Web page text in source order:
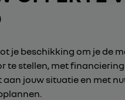
je beschikking om je de
te stellen, met
jouw situatie en met